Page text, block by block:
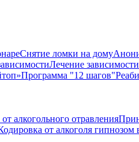
Снятие ломки на дому
Лечение
Программа "12 шагов"
алкогольного отравления
от алкоголя гипнозом